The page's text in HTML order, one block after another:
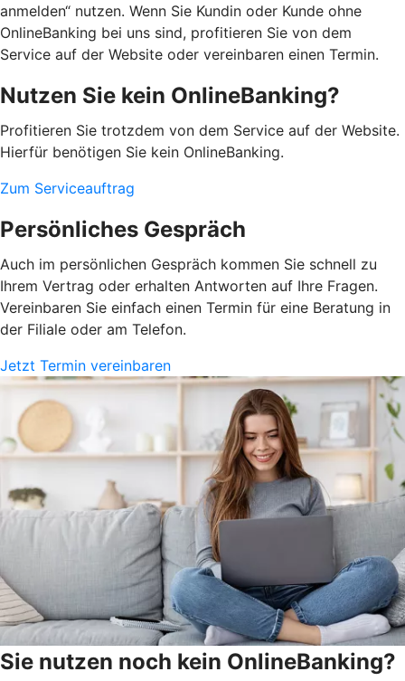
anmelden“ nutzen. Wenn Sie Kundin oder Kunde ohne
OnlineBanking bei uns sind, profitieren Sie von dem
Service auf der Website oder vereinbaren einen Termin.
Nutzen Sie kein OnlineBanking?
Profitieren Sie trotzdem von dem Service auf der Website.
Hierfür benötigen Sie kein OnlineBanking.
Zum Serviceauftrag
Persönliches Gespräch
Auch im persönlichen Gespräch kommen Sie schnell zu
Ihrem Vertrag oder erhalten Antworten auf Ihre Fragen.
Vereinbaren Sie einfach einen Termin für eine Beratung in
der Filiale oder am Telefon.
Jetzt Termin vereinbaren
Sie nutzen noch kein OnlineBanking?